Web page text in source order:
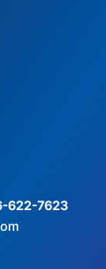
622-7623